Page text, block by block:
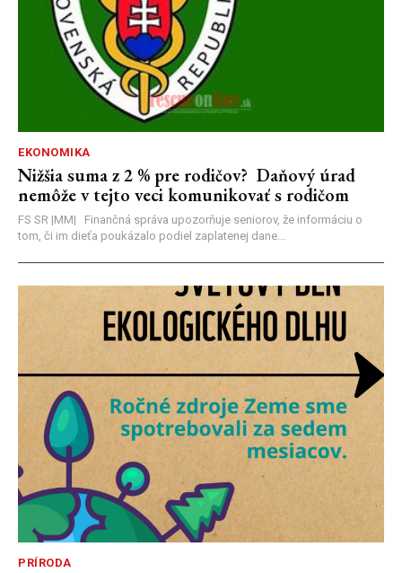
EKONOMIKA
Nižšia suma z 2 % pre rodičov? Daňový úrad
nemôže v tejto veci komunikovať s rodičom
FS SR |MM| Finančná správa upozorňuje seniorov, že informáciu o
tom, či im dieťa poukázalo podiel zaplatenej dane...
PRÍRODA